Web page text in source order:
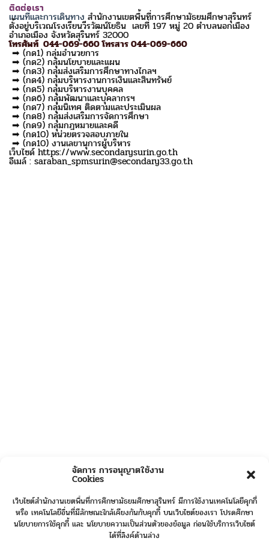
จัดการ การอนุญาตใช้งาน
Cookies
เว็บไซต์สำนักงานเขตพื้นที่การศึกษามัธยมศึกษาสุรินทร์ มีการใช้งานเทคโนโลยีคุกกี้
หรือ เทคโนโลยีอื่นที่มีลักษณะใกล้เคียงกันกับคุกกี้ บนเว็บไซต์ของเรา โปรดศึกษา
นโยบายการใช้คุกกี้ และ นโยบายความเป็นส่วนตัวของข้อมูล ก่อนใช้บริการเว็บไซต์
ได้ที่ลิงค์ด้านล่าง
ติดต่อเรา
แผนที่และการเดินทางสำนักงานเขตพื้นที่การศึกษามัธยมศึกษาสุรินทร์
ตั้งอยู่บริเวณโรงเรียนวีรวัฒน์โยธิน เลขที่ 197 หมู่ 20 ตำบลนอกเมือง
อำเภอเมือง จังหวัดสุรินทร์ 32000
โทรศัพท์ 044-069-660 โทรสาร 044-069-660
➡ (กด1) กลุ่มอำนวยการ
➡ (กด2) กลุ่มนโยบายและแผน
➡ (กด3) กลุ่มส่งเสริมการศึกษาทางไกลฯ
➡ (กด4) กลุ่มบริหารงานการเงินและสินทรัพย์
➡ (กด5) กลุ่มบริหารงานบุคคล
➡ (กด6) กลุ่มพัฒนาและบุคลากรฯ
➡ (กด7) กลุ่มนิเทศ ติดตามและประเมินผล
➡ (กด8) กลุ่มส่งเสริมการจัดการศึกษา
➡ (กด9) กลุ่มกฎหมายและคดี
➡ (กด10) หน่วยตรวจสอบภายใน
➡ (กด10) งานเลขานุการผู้บริหาร
เว็บไซด์ https://www.secondarysurin.go.th
อีเมล์ : saraban_spmsurin@secondary33.go.th